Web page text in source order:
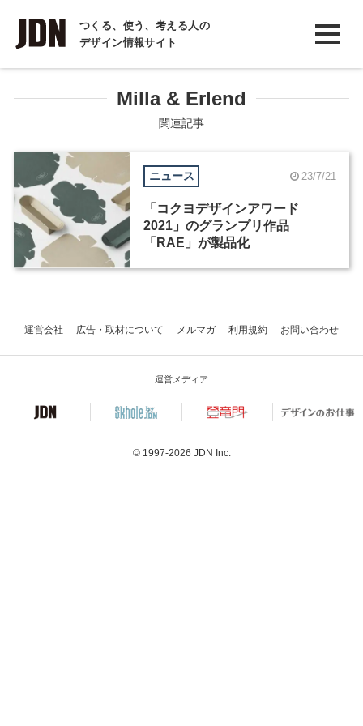
つくる、使う、考える人の
デザイン情報サイト
INTERVIEW
インタビュー
REPORT
COLUMN
コラム
Milla & Erlend
関連記事
ニュース 23/7/21
「コクヨデザインアワード
2021」のグランプリ作品
「RAE」が製品化
運営会社 広告・取材について メルマガ 利用規約 お問い合わせ
運営メディア
© 1997-2026 JDN Inc.